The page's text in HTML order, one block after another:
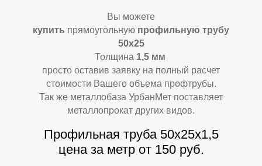
Вы можете
купить прямоугольную профильную трубу
50х25
Толщина 1,5мм
просто оставив заявку на полный расчет
стоимости Вашего объема профтрубы.
Так же металлобаза УрбанМет поставляет
металлопрокат других видов.
Профильная труба 50х25х1,5
цена за метр от 150 руб.